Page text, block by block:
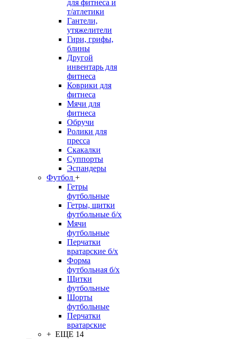
для фитнеса и
т/атлетики
Гантели,
утяжелители
Гири, грифы,
блины
Другой
инвентарь для
фитнеса
Коврики для
фитнеса
Мячи для
фитнеса
Обручи
Ролики для
пресса
Скакалки
Суппорты
Эспандеры
Футбол +
Гетры
футбольные
Гетры, щитки
футбольные б/х
Мячи
футбольные
Перчатки
вратарские б/х
Форма
футбольная б/х
Щитки
футбольные
Шорты
футбольные
Перчатки
вратарские
+ ЕЩЕ 14